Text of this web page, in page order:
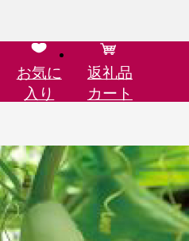
お気に
入り
返礼品
カート